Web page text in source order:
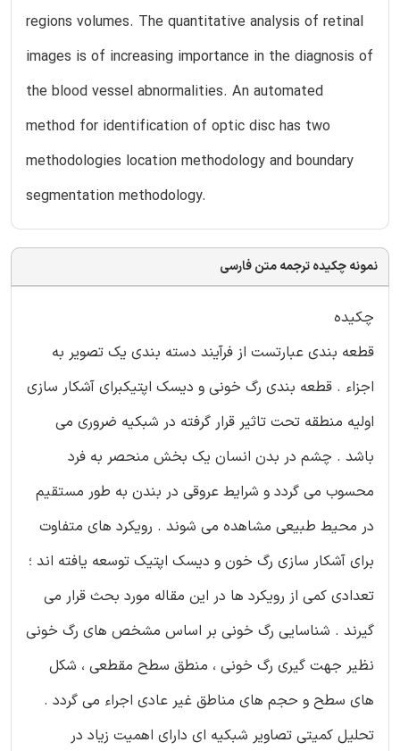
regions volumes. The quantitative analysis of retinal
images is of increasing importance in the diagnosis of
the blood vessel abnormalities. An automated
method for identification of optic disc has two
methodologies location methodology and boundary
segmentation methodology.
نمونه چکیده ترجمه متن فارسی
چکیده
قطعه بندی عبارتست از فرآیند دسته بندی یک تصویر به
اجزاء . قطعه بندی رگ خونی و دیسک اپتیکبرای آشکار سازی
اولیه منطقه تحت تاثیر قرار گرفته در شبکیه ضروری می
باشد . چشم در بدن انسان یک بخش منحصر به فرد
محسوب می گردد و شرایط عروقی در بندن به طور مستقیم
در محیط طبیعی مشاهده می شوند . رویکرد های متفاوت
برای آشکار سازی رگ خون و دیسک اپتیک توسعه یافته اند ؛
تعدادی کمی از رویکرد ها در این مقاله مورد بحث قرار می
گیرند . شناسایی رگ خونی بر اساس مشخص های رگ خونی
نظیر جهت گیری رگ خونی ، منطق سطح مقطعی ، شکل
های سطح و حجم های مناطق غیر عادی اجراء می گردد .
تحلیل کمیتی تصاویر شبکیه ای دارای اهمیت زیاد در